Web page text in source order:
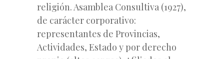
religión. Asamblea Consultiva (1927),
de carácter corporativo:
representantes de Provincias,
Actividades, Estado y por derecho